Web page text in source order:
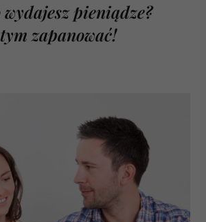
pieniądze?
zapanować!